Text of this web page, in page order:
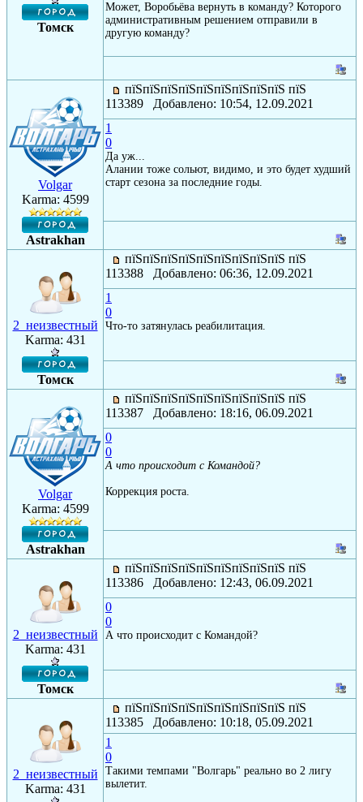
Томск
Может, Воробьёва вернуть в команду? Которого
административным решением отправили в
другую команду?
Volgar
Karma: 4599
Astrakhan
пїЅпїЅпїЅпїЅпїЅпїЅпїЅпїЅпїЅ пїЅ
113389 Добавлено: 10:54, 12.09.2021
1
0
Да уж...
Алании тоже сольют, видимо, и это будет худший
старт сезона за последние годы.
2_неизвестный
Karma: 431
Томск
пїЅпїЅпїЅпїЅпїЅпїЅпїЅпїЅпїЅ пїЅ
113388 Добавлено: 06:36, 12.09.2021
1
0
Что-то затянулась реабилитация.
Volgar
Karma: 4599
Astrakhan
пїЅпїЅпїЅпїЅпїЅпїЅпїЅпїЅпїЅ пїЅ
113387 Добавлено: 18:16, 06.09.2021
0
0
А что происходит с Командой?
Коррекция роста.
2_неизвестный
Karma: 431
Томск
пїЅпїЅпїЅпїЅпїЅпїЅпїЅпїЅпїЅ пїЅ
113386 Добавлено: 12:43, 06.09.2021
0
0
А что происходит с Командой?
2_неизвестный
Karma: 431
пїЅпїЅпїЅпїЅпїЅпїЅпїЅпїЅпїЅ пїЅ
113385 Добавлено: 10:18, 05.09.2021
1
0
Такими темпами "Волгарь" реально во 2 лигу
вылетит.